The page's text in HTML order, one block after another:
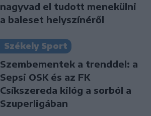
nagyvad el tudott menekülni
a baleset helyszínéről
Székely Sport
Szembementek a trenddel: a
Sepsi OSK és az FK
Csíkszereda kilóg a sorból a
Szuperligában